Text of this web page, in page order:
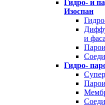
Гидро- и
Изоспан
и
Гидро-